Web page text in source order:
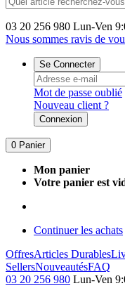
03 20 256 980 Lun-Ven
Nous sommes ravis de
Se Connecter
Mot de passe oublié
Nouveau client ?
Connexion
0 Panier
Mon panier
Votre panier est
Continuer les achats
OffresArticles Durables
SellersNouveautésFAQ
03 20 256 980 Lun-Ven